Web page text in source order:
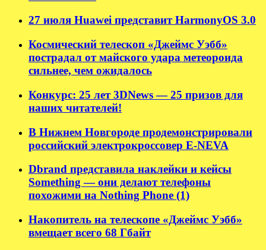
27 июля Huawei представит HarmonyOS 3.0
Космический телескоп «Джеймс Уэбб»
пострадал от майского удара метеороида
сильнее, чем ожидалось
Конкурс: 25 лет 3DNews — 25 призов для
наших читателей!
В Нижнем Новгороде продемонстрировали
российский электрокроссовер E-NEVA
Dbrand представила наклейки и кейсы
Something — они делают телефоны
похожими на Nothing Phone (1)
Накопитель на телескопе «Джеймс Уэбб»
вмещает всего 68 Гбайт